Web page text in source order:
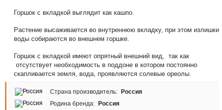
Горшок с вкладкой выглядит как кашпо.
Растение высаживается во внутреннюю вкладку, при этом излишки
воды собираются во внешнем горшке.
Горшок с вкладкой имеют опрятный внешний вид, так как
отсутствует необходимость в поддоне в котором постоянно
скапливается земля, вода, проявляются солевые ореолы.
Страна производитель:
Россия
Родина бренда:
Россия